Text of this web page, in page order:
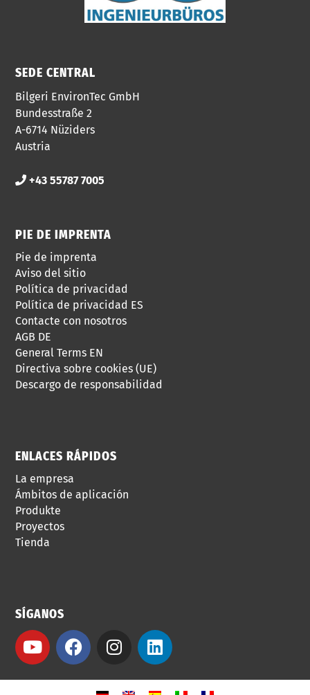
SEDE CENTRAL
Bilgeri EnvironTec GmbH
Bundesstraße 2
A-6714 Nüziders
Austria
+43 55787 7005
PIE DE IMPRENTA
Pie de imprenta
Aviso del sitio
Política de privacidad
Política de privacidad ES
Contacte con nosotros
AGB DE
General Terms EN
Directiva sobre cookies (UE)
Descargo de responsabilidad
ENLACES RÁPIDOS
La empresa
Ámbitos de aplicación
Produkte
Proyectos
Tienda
SÍGANOS